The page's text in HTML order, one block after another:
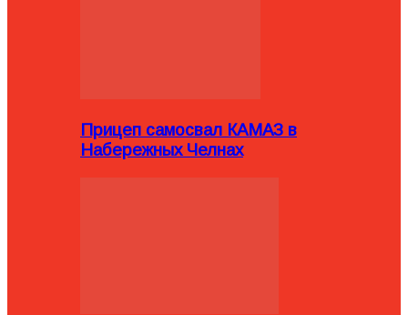
Прицеп самосвал КАМАЗ в
Набережных Челнах